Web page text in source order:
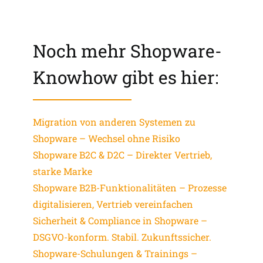
Noch mehr Shopware-
Knowhow gibt es hier:
Migration von anderen Systemen zu
Shopware – Wechsel ohne Risiko
Shopware B2C & D2C – Direkter Vertrieb,
starke Marke
Shopware B2B-Funktionalitäten – Prozesse
digitalisieren, Vertrieb vereinfachen
Sicherheit & Compliance in Shopware –
DSGVO-konform. Stabil. Zukunftssicher.
Shopware-Schulungen & Trainings –